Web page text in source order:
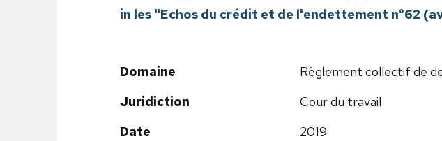
in les "Echos du crédit et de l'endettement n°62
Domaine
Règlement collectif de
Juridiction
Cour du travail
Date
2019